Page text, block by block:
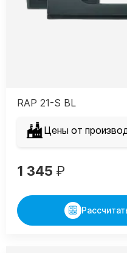
RAP 21-S BL
Цены от
1 345 ₽